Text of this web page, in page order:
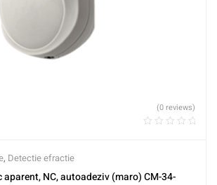
(0 reviews)
, Detectie efractie
NC, autoadeziv (maro) CM-34-